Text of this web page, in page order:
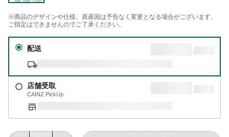
※商品のデザインや仕様、原産国は予告なく変更となる場合がございます。
ご指定はできませんのでご了承ください。
配送
店舗受取
CAINZ PickUp